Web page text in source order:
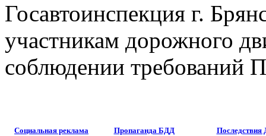
Госавтоинспекция г.
участникам дорожного
соблюдении
Социальная реклама Пропаганда БДД